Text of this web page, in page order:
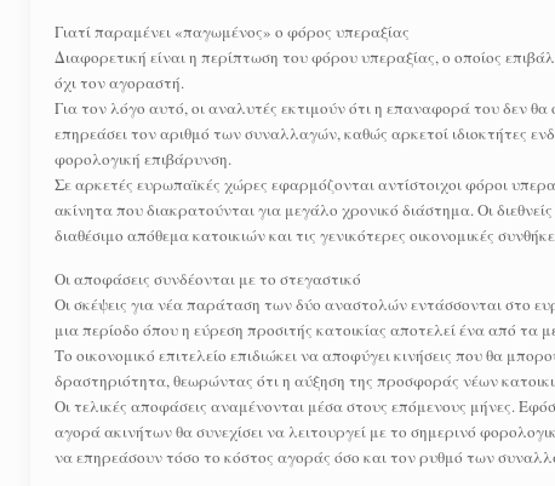
Γιατί παραμένει «παγωμένος» ο φόρος υπεραξίας
Διαφορετική είναι η περίπτωση του φόρου υπεραξίας, ο οποίος
όχι τον αγοραστή.
Για τον λόγο αυτό, οι αναλυτές εκτιμούν ότι η επαναφορά του δεν
επηρεάσει τον αριθμό των συναλλαγών, καθώς αρκετοί ιδιοκτήτες
φορολογική επιβάρυνση.
Σε αρκετές ευρωπαϊκές χώρες εφαρμόζονται αντίστοιχοι φόροι
ακίνητα που διακρατούνται για μεγάλο χρονικό διάστημα. Οι
διαθέσιμο απόθεμα κατοικιών και τις γενικότερες οικονομικές
Οι αποφάσεις συνδέονται με το στεγαστικό
Οι σκέψεις για νέα παράταση των δύο αναστολών εντάσσονται στο
μια περίοδο όπου η εύρεση προσιτής κατοικίας αποτελεί ένα από
Το οικονομικό επιτελείο επιδιώκει να αποφύγει κινήσεις που θα
δραστηριότητα, θεωρώντας ότι η αύξηση της προσφοράς νέων
Οι τελικές αποφάσεις αναμένονται μέσα στους επόμενους μήνες.
αγορά ακινήτων θα συνεχίσει να λειτουργεί με το σημερινό
να επηρεάσουν τόσο το κόστος αγοράς όσο και τον ρυθμό των